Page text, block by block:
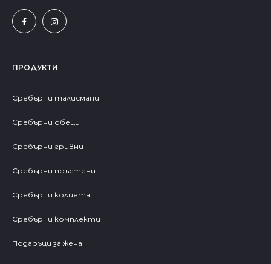
ПРОДУКТИ
Сребърни талисмани
Сребърни обеци
Сребърни гривни
Сребърни пръстени
Сребърни колиета
Сребърни комплекти
Подаръци за жена